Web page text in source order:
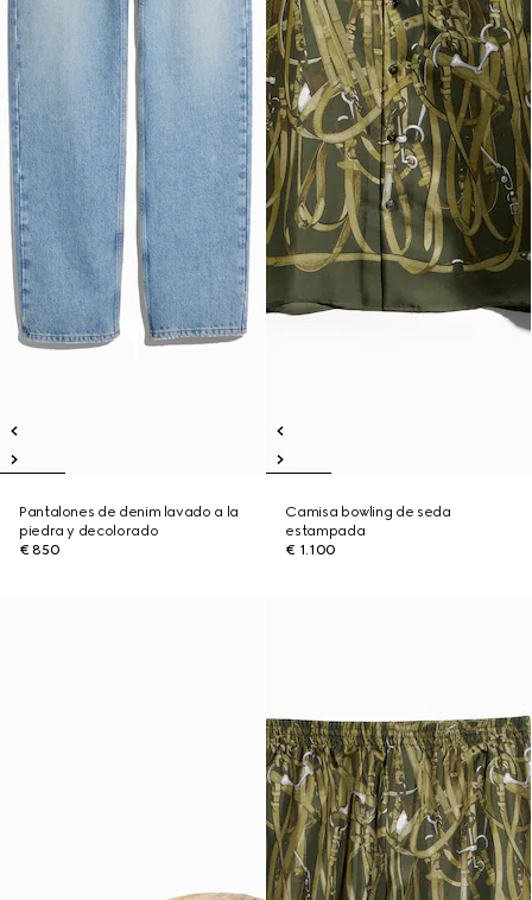
Pantalones de denim lavado a la
piedra y decolorado
€ 850
Camisa bowling de seda
estampada
€ 1.100